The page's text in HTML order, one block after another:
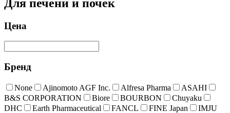
Для печени и почек
Цена
Бренд
None Ajinomoto AGF Inc. Alfresa Pharma
ASAHI
B&S CORPORATION
Biore BOURBON
Chuyaku
DHC
Earth Pharmaceutical FANCL FINE Japan
IMJU